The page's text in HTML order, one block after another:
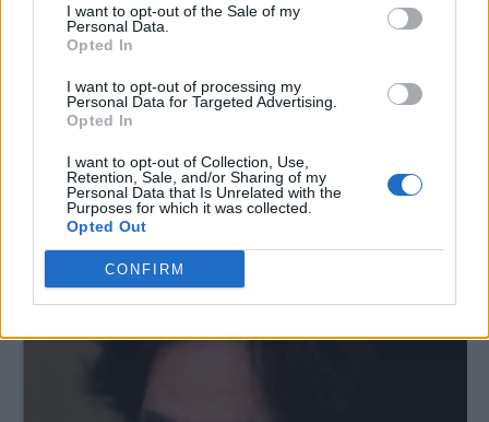
I want to opt-out of the Sale of my
Personal Data.
Opted In
I want to opt-out of processing my
Personal Data for Targeted Advertising.
Opted In
I want to opt-out of Collection, Use,
Retention, Sale, and/or Sharing of my
Personal Data that Is Unrelated with the
Purposes for which it was collected.
Opted Out
CONFIRM